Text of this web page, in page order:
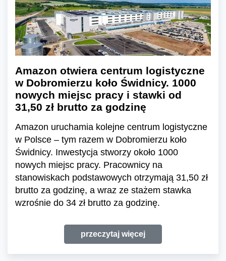
Amazon otwiera centrum logistyczne
w Dobromierzu koło Świdnicy. 1000
nowych miejsc pracy i stawki od
31,50 zł brutto za godzinę
Amazon uruchamia kolejne centrum logistyczne
w Polsce – tym razem w Dobromierzu koło
Świdnicy. Inwestycja stworzy około 1000
nowych miejsc pracy. Pracownicy na
stanowiskach podstawowych otrzymają 31,50 zł
brutto za godzinę, a wraz ze stażem stawka
wzrośnie do 34 zł brutto za godzinę.
przeczytaj więcej